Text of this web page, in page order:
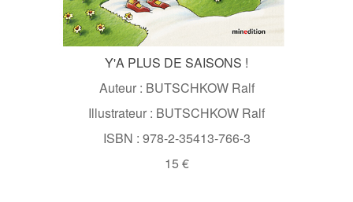
Y'A PLUS DE SAISONS !
Auteur : BUTSCHKOW Ralf
Illustrateur : BUTSCHKOW Ralf
ISBN : 978-2-35413-766-3
15 €